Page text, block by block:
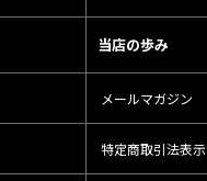
当店の歩み
メールマガジン
特定商取引法表示